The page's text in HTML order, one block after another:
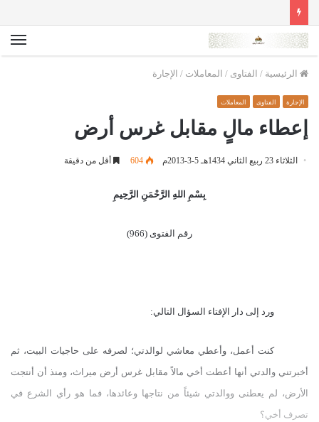
الرئيسية / الفتاوى / المعاملات / الإجارة
الإجارة الفتاوى المعاملات
إعطاء مالٍ مقابل غرس أرض
الثلاثاء 23 ربيع الثاني 1434هـ 5-3-2013م 604 أقل من دقيقة
بِسْمِ اللهِ الرَّحْمَنِ الرَّحِيمِ
رقم الفتوى (966)
ورد إلى دار الإفتاء السؤال التالي:
كنت أعمل، وأعطي معاشي لوالدتي؛ لصرفه على حاجيات البيت، ثم
أخبرتني والدتي أنها أعطت أخي مالاً مقابل غرس أرض ميراث، ومنذ أن أنتجت
الأرض، لم يعطنى ووالدتي شيئاً من نتاجها وعائدها، فما هو رأي الشرع في
تصرف أخي؟